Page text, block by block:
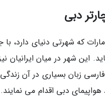
دبی
که شهرتی دنیای دارد،
این شهر در میان ایرانیان
زبان بسیاری در آن
دبی اقدام می